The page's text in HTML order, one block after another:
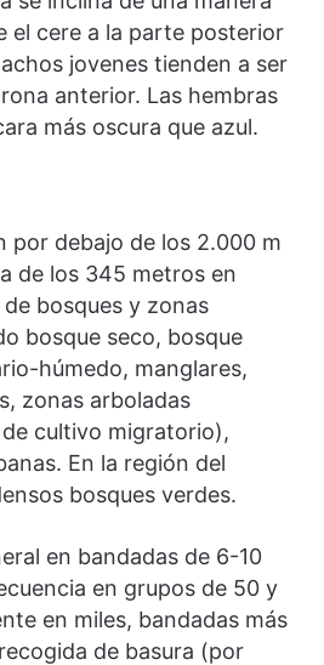
el cere a la parte posterior
jovenes tienden a ser
anterior. Las hembras
más oscura que azul.
por debajo de los 2.000 m
de los 345 metros en
bosques y zonas
bosque seco, bosque
húmedo, manglares,
zonas arboladas
cultivo migratorio),
En la región del
bosques verdes.
en bandadas de 6-10
en grupos de 50 y
en miles, bandadas más
de basura (por